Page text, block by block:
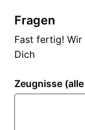
Fragen
Fast fertig! Wir
Dich
Zeugnisse